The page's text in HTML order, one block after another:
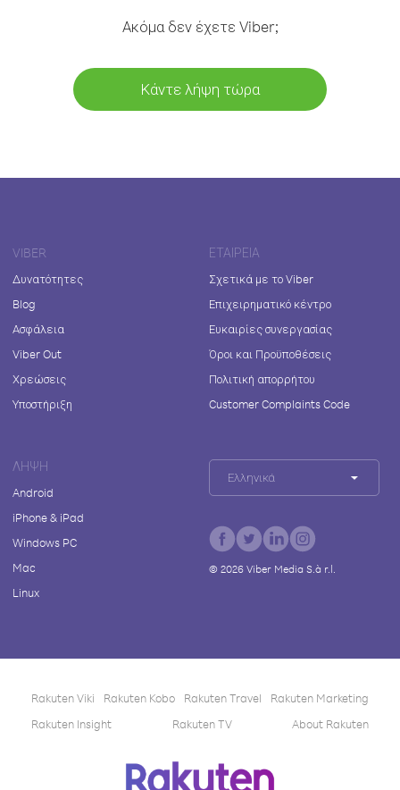
Ακόμα δεν έχετε Viber;
Κάντε λήψη τώρα
VIBER
Δυνατότητες
Blog
Ασφάλεια
Viber Out
Χρεώσεις
Υποστήριξη
ΕΤΑΙΡΕΊΑ
Σχετικά με το Viber
Επιχειρηματικό κέντρο
Ευκαιρίες συνεργασίας
Όροι και Προϋποθέσεις
Πολιτική απορρήτου
Customer Complaints Code
ΛΉΨΗ
Android
iPhone & iPad
Windows PC
Mac
Linux
Ελληνικά
© 2026Viber Media S.à r.l.
Rakuten Viki Rakuten Kobo Rakuten Travel
Rakuten Marketing
Rakuten Insight
Rakuten TV About Rakuten